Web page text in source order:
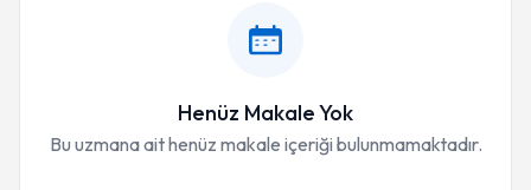
Henüz Makale Yok
Bu uzmana ait henüz makale içeriği bulunmamaktadır.